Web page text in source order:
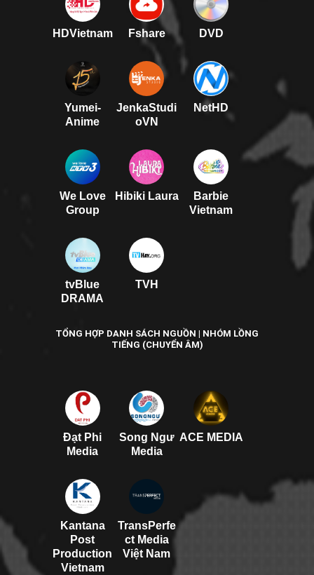
HDVietnam Fshare DVD
Yumei-
Anime
JenkaStudi
oVN
NetHD
We Love
Group
Hibiki Laura
Barbie
Vietnam
tvBlue
DRAMA
TVH
TỔNG HỢP DANH SÁCH NGUỒN | NHÓM LỒNG
TIẾNG (CHUYỂN ÂM)
Đạt Phi
Media
Song Ngư
Media
ACE MEDIA
Kantana
Post
Production
Vietnam
TransPerfe
ct Media
Việt Nam